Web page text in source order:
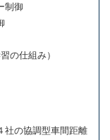
御
仕組み）
協調型車間距離